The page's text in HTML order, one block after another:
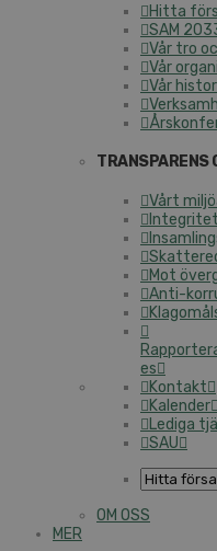
Hitta
SAM
Vår tro
Vår
Vår
TRANS­PA­RENS
Vårt
Mot
An­ti-
es
Kontakt
Kalender
Lediga
SAU
OM OSS
MER